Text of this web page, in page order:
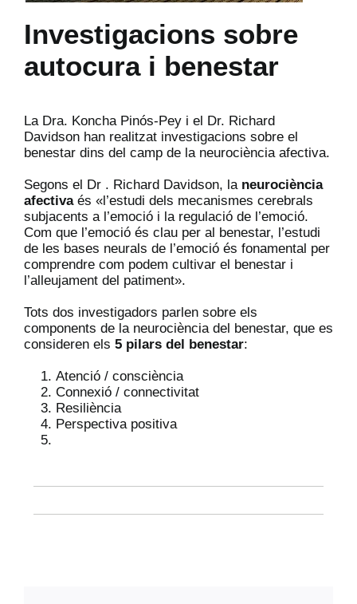
Investigacions sobre
autocura i benestar
La Dra. Koncha Pinós-Peyi el Dr. Richard
Davidson han realitzat investigacions sobre el
benestar dins del camp de la neurociència afectiva.
Segons el Dr . Richard Davidson, la neurociència
afectivaés «l’estudi dels mecanismes cerebrals
subjacents a l’emoció i la regulació de l’emoció.
Com que l’emoció és clau per al benestar, l’estudi
de les bases neurals de l’emoció és fonamental per
comprendre com podem cultivar el benestar i
l’alleujament del patiment».
Tots dos investigadors parlen sobre els
components de la neurociència del benestar, que es
consideren els 5 pilars del benestar:
Atenció / consciència
Connexió / connectivitat
Resiliència
Perspectiva positiva